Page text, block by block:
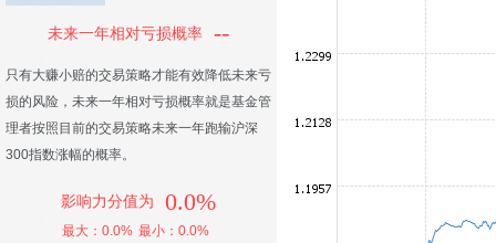
未来一年相对亏损概率 --
只有大赚小赔的交易策略才能有效降低未来亏
损的风险，未来一年相对亏损概率就是基金管
理者按照目前的交易策略未来一年跑输沪深
300指数涨幅的概率。
影响力分值为 0.0%
最大：0.0% 最小：0.0%